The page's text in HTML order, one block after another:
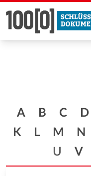
A B C D
K
L M N
U
V